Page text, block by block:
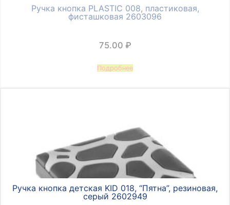
Ручка кнопка PLASTIC 008, пластиковая,
фисташковая 2603096
75.00 ₽
Подробнее
Ручка кнопка детская KID 018, “Пятна”, резиновая,
серый 2602949